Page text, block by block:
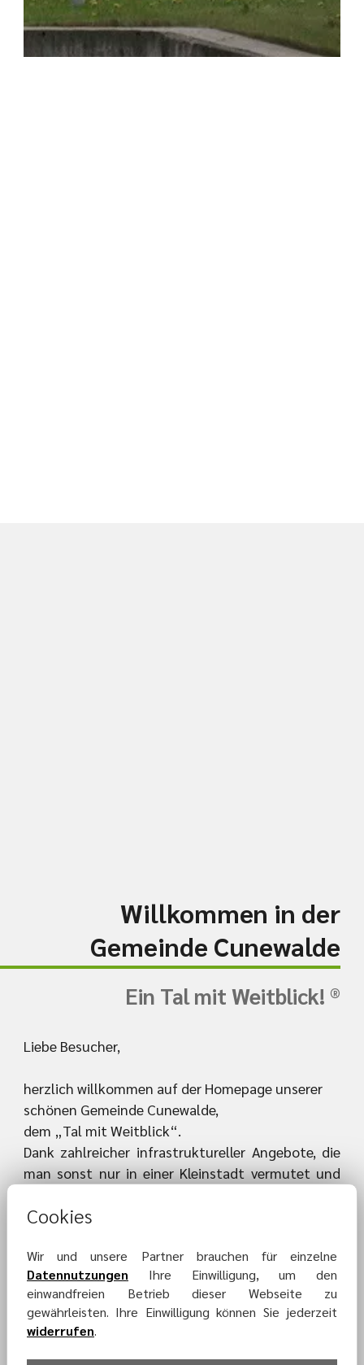
Willkommen in der
Gemeinde Cunewalde
Ein Tal mit Weitblick! ®
Liebe Besucher,
herzlich willkommen auf der Homepage unserer
schönen Gemeinde Cunewalde,
dem „Tal mit Weitblick“.
Dank zahlreicher infrastruktureller Angebote, die
man sonst nur in einer Kleinstadt vermutet und
Oberlausitzer Berglandes, ist Cunewalde eine
und erholen lässt.
Am besten ist es, wenn Sie uns sowohl virtuell,
aber ausdrücklich und sehr gern auch als
Heimkehrer, Neubürger, Existenzgründer,
Cookies
Wir und unsere Partner brauchen für einzelne
Datennutzungen Ihre Einwilligung, um den
einwandfreien Betrieb dieser Webseite zu
gewährleisten. Ihre Einwilligung können Sie jederzeit
widerrufen.